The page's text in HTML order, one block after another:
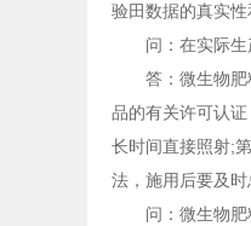
验田数据的真实
问：在实际
答：微生物
品的有关许可认
长时间直接照射;
法，施用后要及时
问：微生物